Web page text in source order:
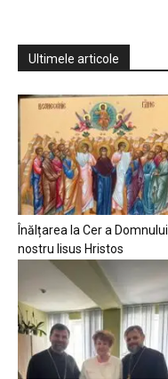
Ultimele articole
Înălțarea la Cer a Domnului
nostru Iisus Hristos